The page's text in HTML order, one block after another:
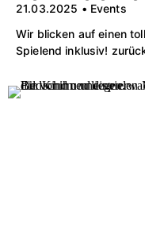
21.03.2025 • Events
Wir blicken auf einen
Spielend inklusiv!